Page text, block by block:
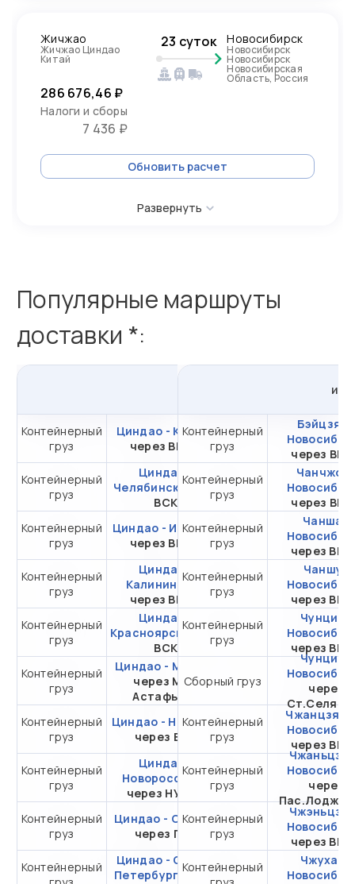
Жичжао
Жичжао Циндао
Китай
23 суток Новосибирск
Новосибирск
Новосибирск
Новосибирская
Область, Россия
286 676,46 ₽
Налоги и сборы
7 436 ₽
Обновить расчет
Развернуть
Популярные маршруты
доставки *:
Контейнерный
груз
Циндао - Казань
через ВМТП
от 420 778,90 ₽ за
20DC
Контейнерный
груз
Циндао -
Челябинск через
ВСК
от 280 631,38 ₽ за
20DC
Контейнерный
груз
Циндао - Иркутск
через ВМТП
от 272 648,29 ₽ за
20DC
Контейнерный
груз
Циндао -
Калининград
через ВМТП
от 436 916,12 ₽ за
20DC
Контейнерный
груз
Циндао -
Красноярскчерез
ВСК
от 278 601,46 ₽ за
20DC
Контейнерный
груз
Циндао - Москва
через Мыс
Астафьева
от 316 858,41 ₽ за
Контейнерный
груз
Циндао - Находка
через ВСК
от 136 169,20 ₽ за
20DC
Контейнерный
груз
Циндао -
Новороссийск
через НУТЭП
от 233 279,34 ₽ за
Контейнерный
груз
Циндао - Самара
через ПКТ
от 490 844,72 ₽ за
20DC
Контейнерный
Циндао - Санкт-
Петербург через
от 296 188,64 ₽ за
из
Контейнерный
груз
Бэйцзяо -
через
Контейнерный
груз
Чанчжоу
через
Контейнерный
груз
Чанша -
через
Контейнерный
груз
Чаншу -
через
Контейнерный
груз
Чунцин -
через
Сборный груз
Чунцин -
через
Контейнерный
груз
через
Контейнерный
груз
через
Контейнерный
груз
через
Контейнерный
Чжухай -